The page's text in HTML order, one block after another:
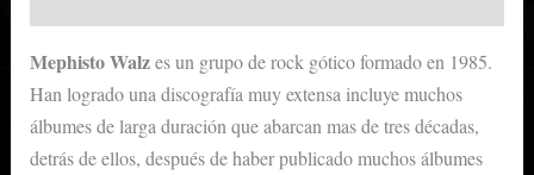
Mephisto Walzes un grupo de rock gótico formado en 1985.
Han logrado una discografía muy extensa incluye muchos
álbumes de larga duración que abarcan mas de tres décadas,
detrás de ellos, después de haber publicado muchos álbumes